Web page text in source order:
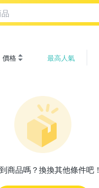
價格 最高人氣
商品嗎？換換其他條件吧！